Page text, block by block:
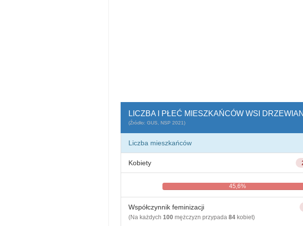
LICZBA I PŁEĆ MIESZKAŃCÓW WSI
(Źródło: GUS, NSP 2021)
Liczba mieszkańców
Kobiety
45,6%
Współczynnik feminizacji
(Na każdych 100mężczyzn przypada 84kobiet)